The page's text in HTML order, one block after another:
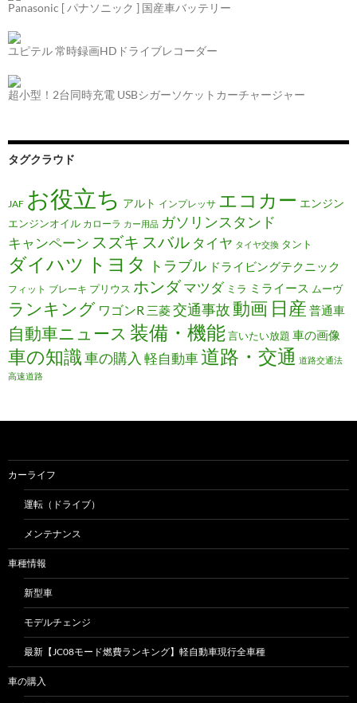
Panasonic [ パナソニック ] 国産車バッテリー
ユピテル 常時録画HDドライブレコーダー
超小型！2台同時充電 USBシガーソケットカーチャージャー
タグクラウド
JAF お役立ち アルト インプレッサ エコカー エンジン
エンジンオイル カローラ カー用品 ガソリンスタンド
キャンペーン スズキ スバル タイヤ タイヤ交換 タント
ダイハツ トヨタ トラブル ドライビングテクニック
フィット ブレーキ プリウス ホンダマツダ ミラ ミライース ムーヴ
ランキング ワゴンR 三菱交通事故動画 日産 普通車
自動車ニュース 装備・機能言いたい放題 車の画像
車の知識車の購入 軽自動車道路・交通 道路交通法
高速道路
カーライフ
運転（ドライブ）
メンテナンス
車種情報
新型車
モデルチェンジ
最新【JC08モード燃費ランキング】軽自動車現行全車種
車の購入